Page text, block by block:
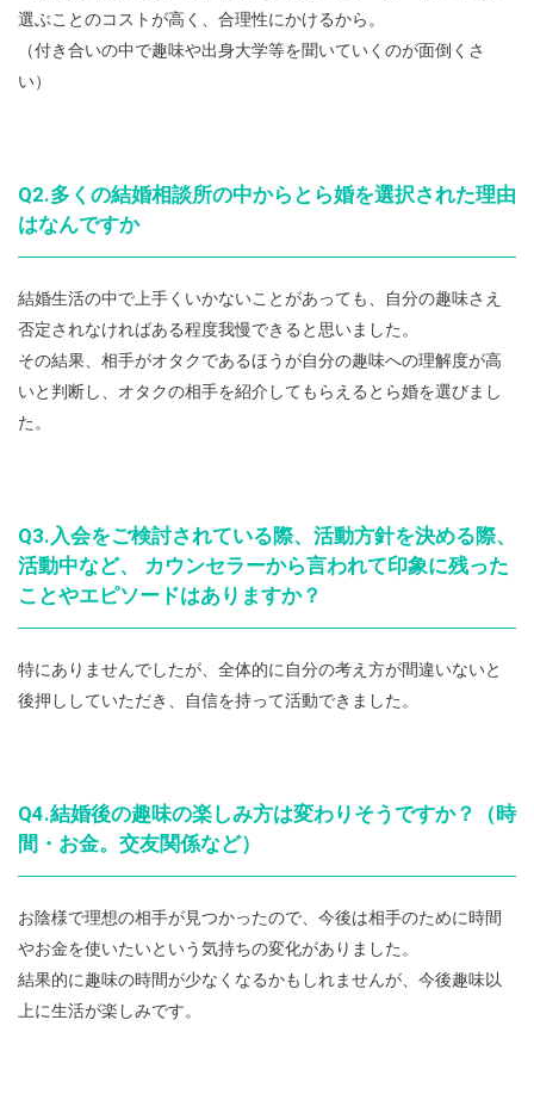
選ぶことのコストが高く、合理性にかけるから。
（付き合いの中で趣味や出身大学等を聞いていくのが面倒くさ
い）
Q2.多くの結婚相談所の中からとら婚を選択された理由
はなんですか
結婚生活の中で上手くいかないことがあっても、自分の趣味さえ
否定されなければある程度我慢できると思いました。
その結果、相手がオタクであるほうが自分の趣味への理解度が高
いと判断し、オタクの相手を紹介してもらえるとら婚を選びまし
た。
Q3.入会をご検討されている際、活動方針を決める際、
活動中など、 カウンセラーから言われて印象に残った
ことやエピソードはありますか？
特にありませんでしたが、全体的に自分の考え方が間違いないと
後押ししていただき、自信を持って活動できました。
Q4.結婚後の趣味の楽しみ方は変わりそうですか？（時
間・お金。交友関係など）
お陰様で理想の相手が見つかったので、今後は相手のために時間
やお金を使いたいという気持ちの変化がありました。
結果的に趣味の時間が少なくなるかもしれませんが、今後趣味以
上に生活が楽しみです。